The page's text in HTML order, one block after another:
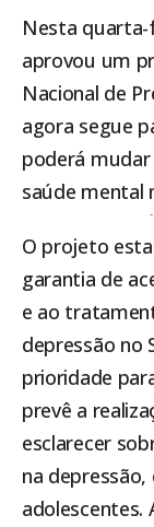
Nesta quarta-
aprovou um
Nacional de
agora segue
poderá
saúde mental
O projeto
garantia de
e ao
depressão no
prioridade
prevê a
esclarecer
na
adolescentes.